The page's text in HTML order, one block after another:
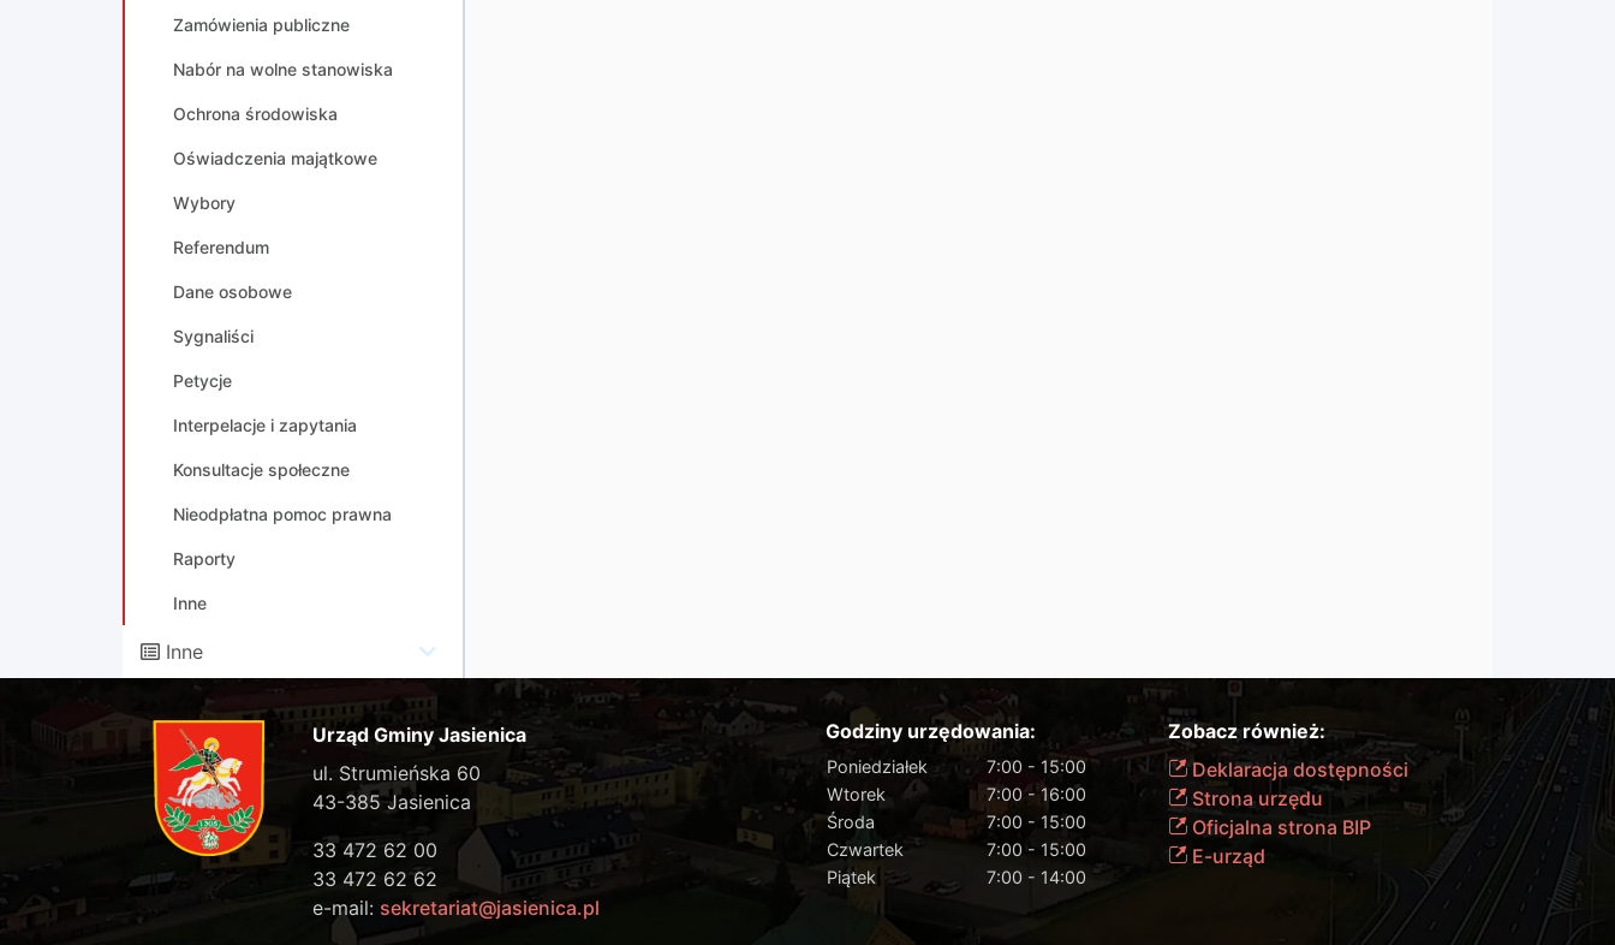
Zamówienia publiczne
Nabór na wolne stanowiska
Ochrona środowiska
Oświadczenia majątkowe
Wybory
Referendum
Dane osobowe
Sygnaliści
Petycje
Interpelacje i zapytania
Konsultacje społeczne
Nieodpłatna pomoc prawna
Raporty
Inne
Inne
Urząd Gminy Jasienica
ul. Strumieńska 60
43-385 Jasienica
33 472 62 00
33 472 62 62
e-mail: sekretariat@jasienica.pl
Godziny urzędowania:
Poniedziałek
7:00 - 15:00
Wtorek
7:00 - 16:00
Środa
7:00 - 15:00
Czwartek
7:00 - 15:00
Piątek
7:00 - 14:00
Zobacz również:
Deklaracja dostępności
Strona urzędu
Oficjalna strona BIP
E-urząd